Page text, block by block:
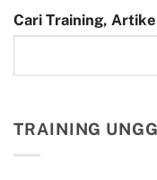
Cari Training,
TRAINING